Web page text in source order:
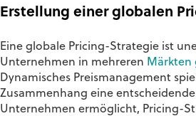
Erstellung einer globalen
Eine globale Pricing-Strategie ist
Unternehmen in mehreren Märkten
Dynamisches Preismanagement
Zusammenhang eine
Unternehmen ermöglicht, Pricing-